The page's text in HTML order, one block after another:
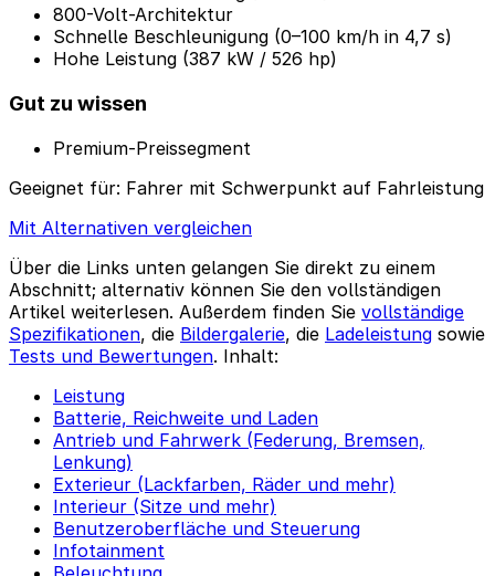
800-Volt-Architektur
Schnelle Beschleunigung (0–100 km/h in 4,7 s)
Hohe Leistung (387 kW / 526 hp)
Gut zu wissen
Premium-Preissegment
Geeignet für: Fahrer mit Schwerpunkt auf Fahrleistung
Mit Alternativen vergleichen
Über die Links unten gelangen Sie direkt zu einem
Abschnitt; alternativ können Sie den vollständigen
Artikel weiterlesen. Außerdem finden Sie vollständige
Spezifikationen, die Bildergalerie, die Ladeleistung sowie
Tests und Bewertungen. Inhalt:
Leistung
Batterie, Reichweite und Laden
Antrieb und Fahrwerk (Federung, Bremsen,
Lenkung)
Exterieur (Lackfarben, Räder und mehr)
Interieur (Sitze und mehr)
Benutzeroberfläche und Steuerung
Infotainment